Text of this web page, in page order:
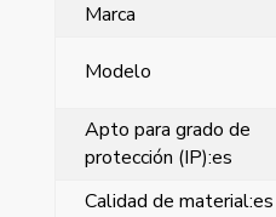
Marca
Modelo
Apto para grado de
protección (IP):es
Calidad de material:es